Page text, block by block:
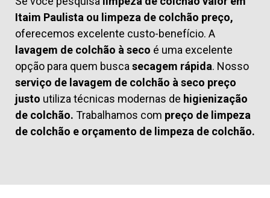
Itaim Paulista ou limpeza de colchão preço,
oferecemos excelente custo-benefício. A
lavagem de colchão à seco é uma excelente
opção para quem busca secagem rápida. Nosso
serviço de lavagem de colchão à seco preço
justo utiliza técnicas modernas de higienização
de colchão. Trabalhamos com preço de limpeza
de colchão e orçamento de limpeza de colchão.